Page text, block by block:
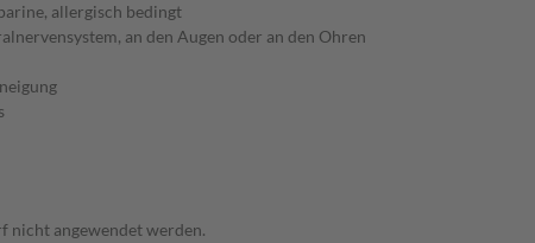
allergisch bedingt
an den Augen oder an den Ohren
nicht angewendet werden.